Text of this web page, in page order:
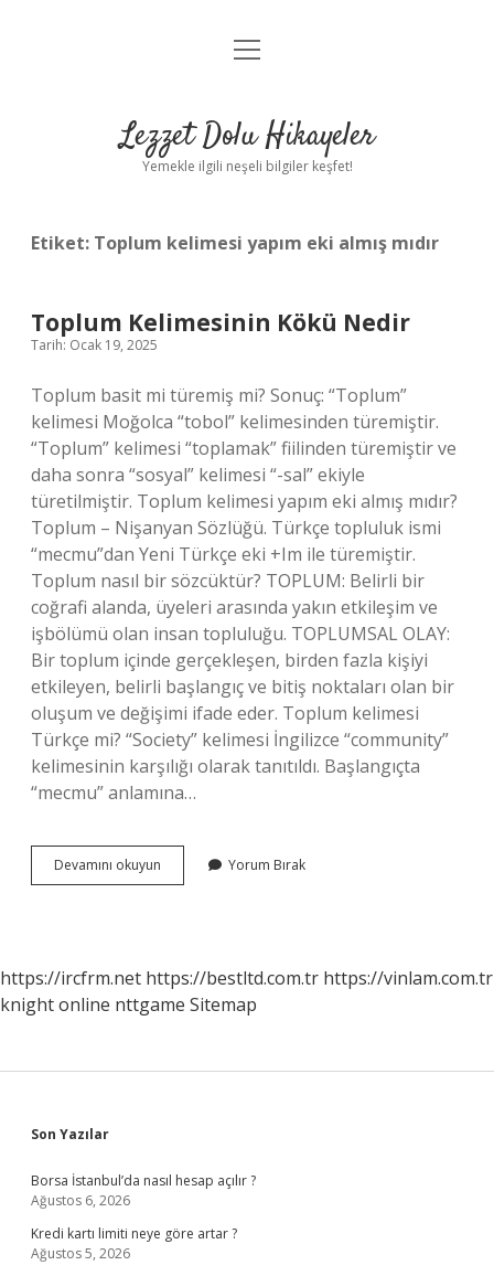
Anasayfa
Yasal Uyarı
menüyü
Lezzet Dolu Hikayeler
Yemekle ilgili neşeli bilgiler keşfet!
Etiket: Toplum kelimesi yapım eki almış mıdır
Toplum Kelimesinin Kökü Nedir
Tarih: Ocak 19, 2025
Toplum basit mi türemiş mi? Sonuç: “Toplum”
kelimesi Moğolca “tobol” kelimesinden türemiştir.
“Toplum” kelimesi “toplamak” fiilinden türemiştir ve
daha sonra “sosyal” kelimesi “-sal” ekiyle
türetilmiştir. Toplum kelimesi yapım eki almış mıdır?
Toplum – Nişanyan Sözlüğü. Türkçe topluluk ismi
“mecmu”dan Yeni Türkçe eki +Im ile türemiştir.
Toplum nasıl bir sözcüktür? TOPLUM: Belirli bir
coğrafi alanda, üyeleri arasında yakın etkileşim ve
işbölümü olan insan topluluğu. TOPLUMSAL OLAY:
Bir toplum içinde gerçekleşen, birden fazla kişiyi
etkileyen, belirli başlangıç ​​ve bitiş noktaları olan bir
oluşum ve değişimi ifade eder. Toplum kelimesi
Türkçe mi? “Society” kelimesi İngilizce “community”
kelimesinin karşılığı olarak tanıtıldı. Başlangıçta
“mecmu” anlamına…
Devamını okuyun
Kelimesinin
Yorum Bırak
https://ircfrm.net https://bestltd.com.tr https://vinlam.com.tr
knight online nttgame Sitemap
Sidebar
Son Yazılar
Borsa İstanbul’da nasıl hesap açılır ?
Ağustos 6, 2026
Kredi kartı limiti neye göre artar ?
Ağustos 5, 2026